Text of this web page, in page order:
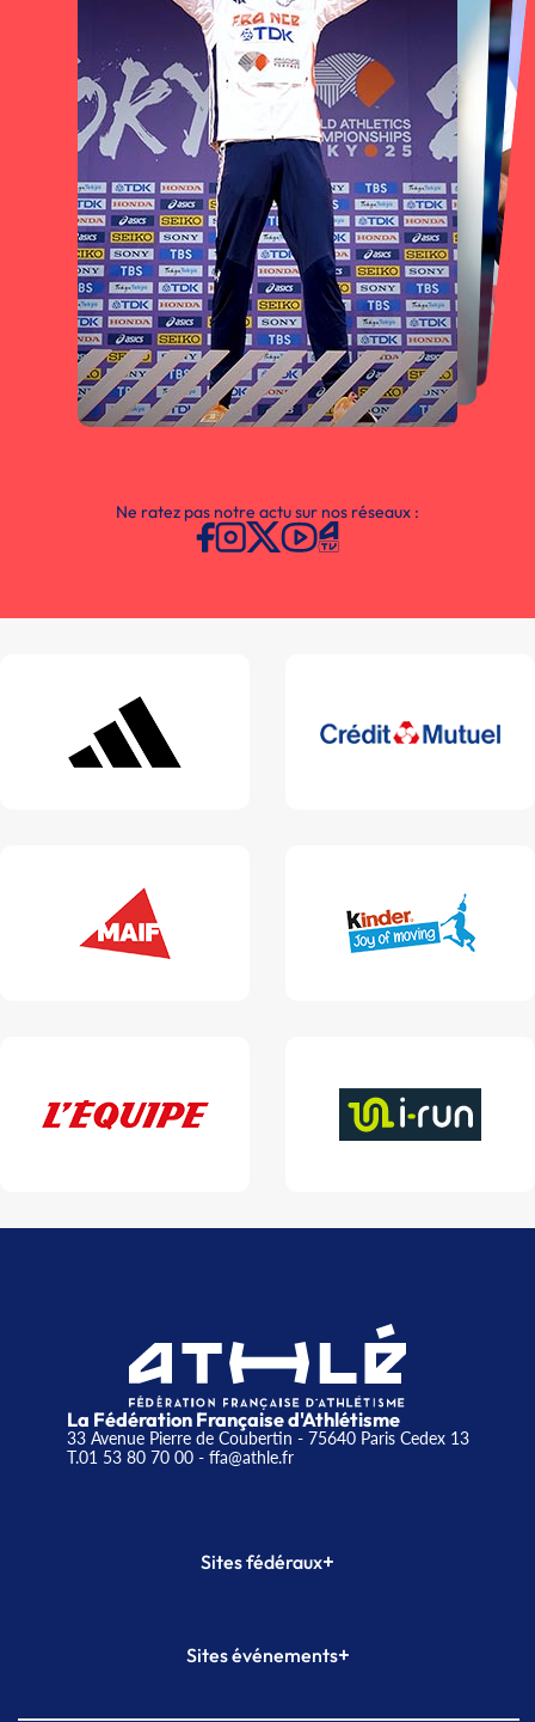
Ne ratez pas notre actu sur nos réseaux :
La Fédération Française d'Athlétisme
33 Avenue Pierre de Coubertin - 75640 Paris Cedex 13
T.01 53 80 70 00- ffa@athle.fr
Sites fédéraux+
Plateforme Formation
Sites événements+